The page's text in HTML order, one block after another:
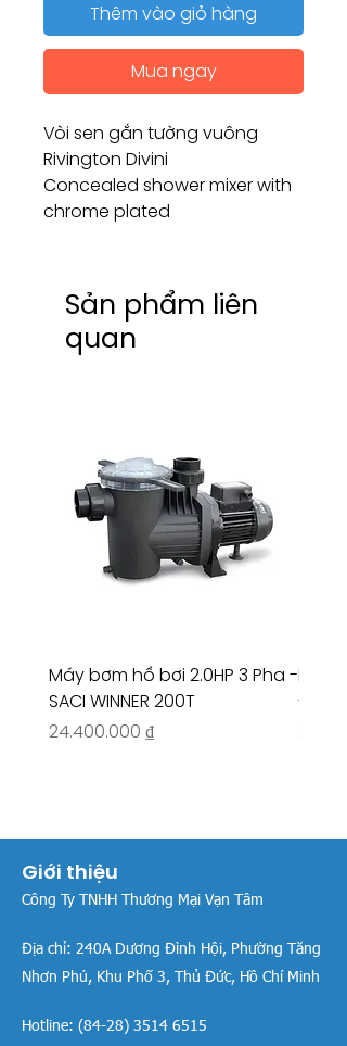
Thêm vào giỏ hàng
Mua ngay
Vòi sen gắn tường vuông
Rivington Divini
Concealed shower mixer with
chrome plated
Sản phẩm liên
quan
Máy bơm hồ bơi 2.0HP 3 Pha -
SACI WINNER 200T
Giá
24.400.000 ₫
Máy
-
Giới thiệu
Công Ty TNHH Thương Mại Vạn Tâm
Địa chỉ: 240A Dương Đình Hội, Phường Tăng
Nhơn Phú, Khu Phố 3, Thủ Đức, Hồ Chí Minh
Hotline: (84-28) 3514 6515